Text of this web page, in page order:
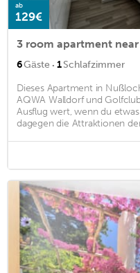
ab
129€
3 room apartment near
6Gäste · 1Schlafzimmer
Dieses Apartment in
AQWA Walldorf und
Ausflug wert, wenn du
dagegen die Attraktionen